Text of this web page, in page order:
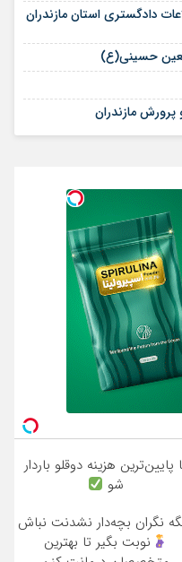
دادگستری استان مازندران
حسینی(ع)
مازندران
پایین‌ترین هزینه دوقلو باردار
شو
نگران بچه‌دار نشدنت نباش
نوبت بگیر تا بهترین